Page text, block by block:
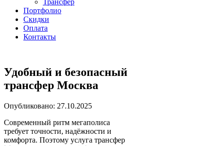
Трансфер
Портфолио
Скидки
Оплата
Контакты
Удобный и безопасный
трансфер Москва
Опубликовано: 27.10.2025
Современный ритм мегаполиса
требует точности, надёжности и
комфорта. Поэтому услуга трансфер